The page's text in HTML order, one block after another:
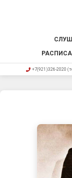
+7(921)326-2020